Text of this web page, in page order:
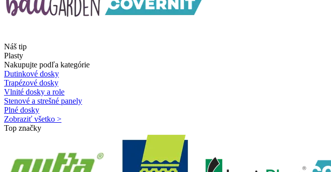
Náš tip
Plasty
Nakupujte podľa kategórie
Dutinkové dosky
Trapézové dosky
Vlnité dosky a role
Stenové a strešné panely
Plné dosky
Zobraziť všetko >
Top značky